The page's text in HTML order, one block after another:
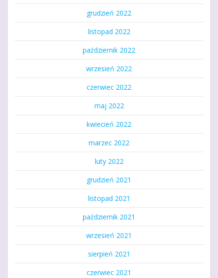
grudzień 2022
listopad 2022
październik 2022
wrzesień 2022
czerwiec 2022
maj 2022
kwiecień 2022
marzec 2022
luty 2022
grudzień 2021
listopad 2021
październik 2021
wrzesień 2021
sierpień 2021
czerwiec 2021